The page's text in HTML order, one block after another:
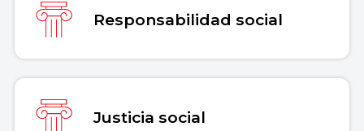
Responsabilidad social
Justicia social